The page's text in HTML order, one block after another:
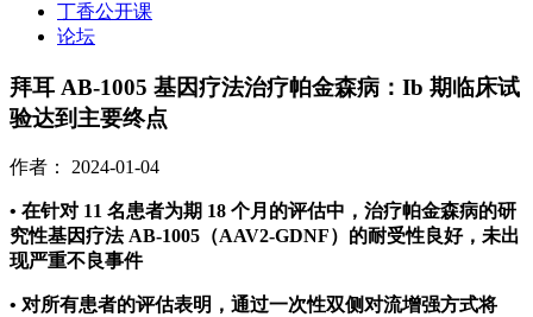
丁香公开课
论坛
拜耳 AB-1005 基因疗法治疗帕金森病：Ib 期临床试
验达到主要终点
作者： 2024-01-04
• 在针对 11 名患者为期 18 个月的评估中，治疗帕金森病的研
究性基因疗法 AB-1005（AAV2-GDNF）的耐受性良好，未出
现严重不良事件
• 对所有患者的评估表明，通过一次性双侧对流增强方式将